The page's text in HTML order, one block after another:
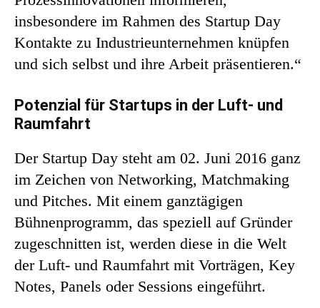
insbesondere im Rahmen des Startup Day
Kontakte zu Industrieunternehmen knüpfen
und sich selbst und ihre Arbeit präsentieren.“
Potenzial für Startups in der Luft- und
Raumfahrt
Der Startup Day steht am 02. Juni 2016 ganz
im Zeichen von Networking, Matchmaking
und Pitches. Mit einem ganztägigen
Bühnenprogramm, das speziell auf Gründer
zugeschnitten ist, werden diese in die Welt
der Luft- und Raumfahrt mit Vorträgen, Key
Notes, Panels oder Sessions eingeführt.